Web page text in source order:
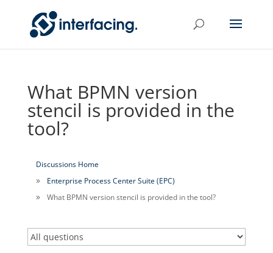
What BPMN version
stencil is provided in the
tool?
Discussions Home
Enterprise Process Center Suite (EPC)
What BPMN version stencil is provided in the tool?